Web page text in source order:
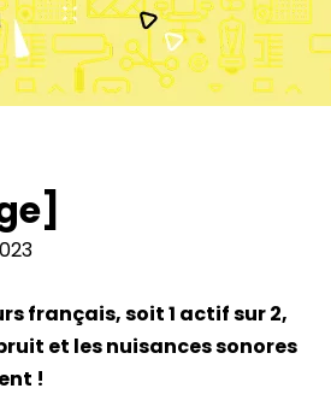
français, soit 1 actif sur 2,
et les nuisances sonores
!